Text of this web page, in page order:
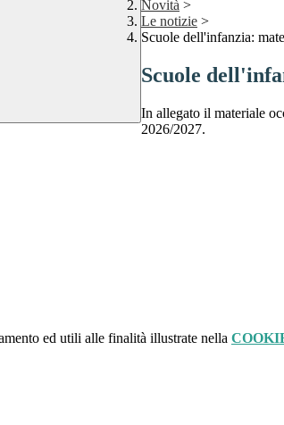
Novità >
Le notizie >
Scuole dell'infanzia:
Scuole
In allegato il materiale
2026/2027.
ed utili alle finalità illustrate nella